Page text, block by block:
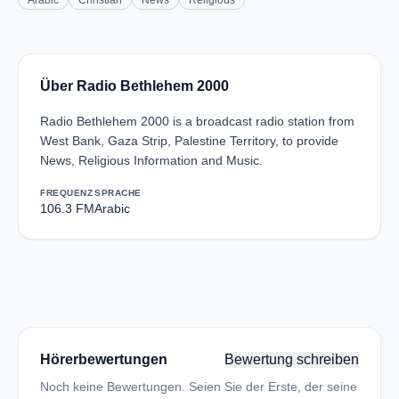
Über Radio Bethlehem 2000
Radio Bethlehem 2000 is a broadcast radio station from
West Bank, Gaza Strip, Palestine Territory, to provide
News, Religious Information and Music.
FREQUENZ
106.3 FM
SPRACHE
Arabic
Hörerbewertungen Bewertung schreiben
Noch keine Bewertungen. Seien Sie der Erste, der seine